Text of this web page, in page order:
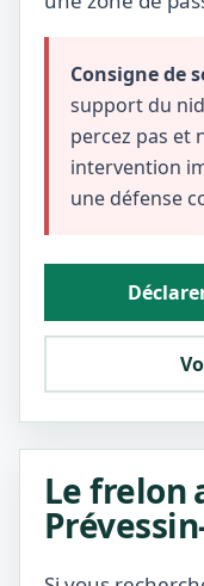
Consigne de
support du
percez pas et
intervention
une défense
Le frelon